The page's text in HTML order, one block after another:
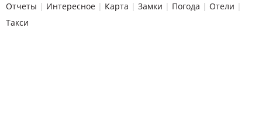
Отчеты | Интересное | Карта | Замки | Погода | Отели |
Такси